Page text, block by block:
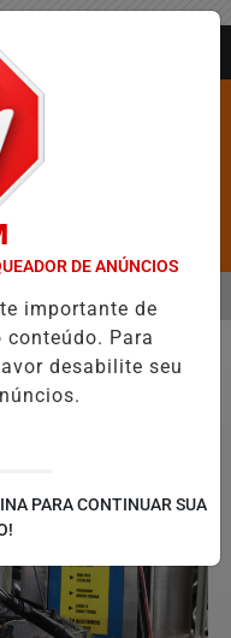
EM JEQUIÉ E REFORÇA
MENU
DE ANÚNCIOS
importante de
Para
desabilite seu
PARA CONTINUAR SUA